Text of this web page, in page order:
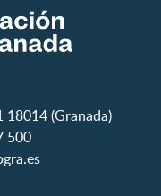
18014 (Granada)
500